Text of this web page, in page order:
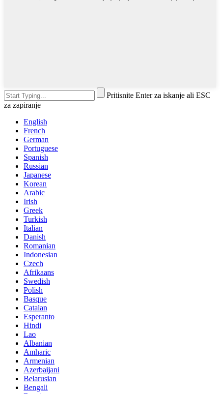
Pritisnite Enter za iskanje ali ESC
za zapiranje
English
French
German
Portuguese
Spanish
Russian
Japanese
Korean
Arabic
Irish
Greek
Turkish
Italian
Danish
Romanian
Indonesian
Czech
Afrikaans
Swedish
Polish
Basque
Catalan
Esperanto
Hindi
Lao
Albanian
Amharic
Armenian
Azerbaijani
Belarusian
Bengali